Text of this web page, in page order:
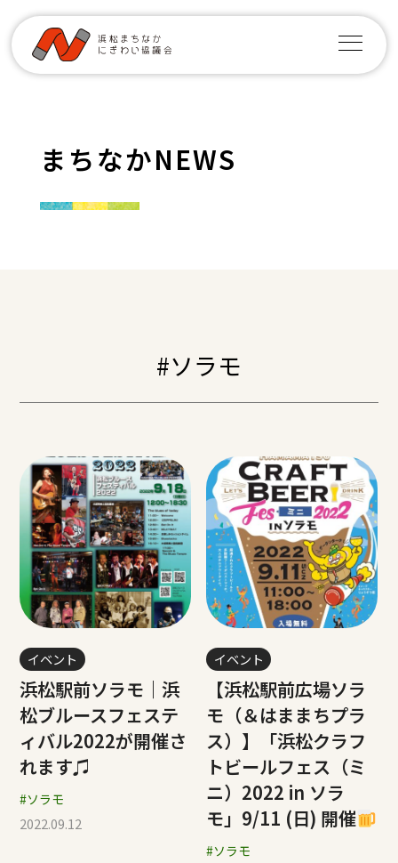
まちなかNEWS
#ソラモ
イベント
浜松駅前ソラモ｜浜
松ブルースフェステ
ィバル2022が開催さ
れます♫
#ソラモ
2022.09.12
イベント
【浜松駅前広場ソラ
モ（＆はままちプラ
ス）】「浜松クラフ
トビールフェス（ミ
ニ）2022 in ソラ
モ」9/11 (日) 開催
#ソラモ